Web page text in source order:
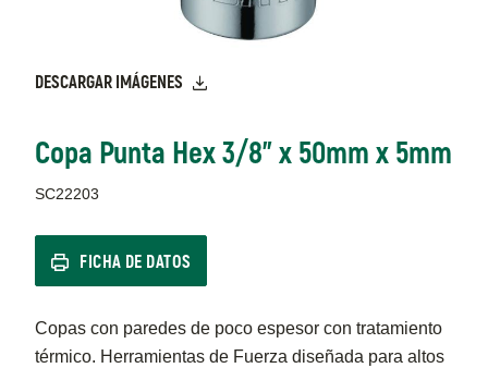
DESCARGAR IMÁGENES
Copa Punta Hex 3/8" x 50mm x 5mm
SC22203
FICHA DE DATOS
Copas con paredes de poco espesor con tratamiento
térmico. Herramientas de Fuerza diseñada para altos